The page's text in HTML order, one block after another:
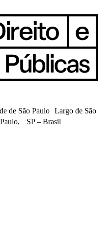
de São Paulo Largo de São
SP – Brasil